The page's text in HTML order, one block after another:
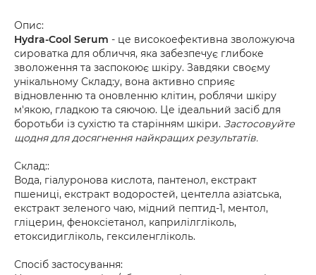
Опис:
Hydra-Cool Serum - це високоефективна зволожуюча
сироватка для обличчя, яка забезпечує глибоке
зволоження та заспокоює шкіру. Завдяки своєму
унікальному Склад:у, вона активно сприяє
відновленню та оновленню клітин, роблячи шкіру
м'якою, гладкою та сяючою. Це ідеальний засіб для
боротьби із сухістю та старінням шкіри. Застосовуйте
щодня для досягнення найкращих результатів.
Склад::
Вода, гіалуронова кислота, пантенол, екстракт
пшениці, екстракт водоростей, центелла азіатська,
екстракт зеленого чаю, мідний пептид-1, ментол,
гліцерин, феноксіетанол, каприлілгліколь,
етоксидигліколь, гексиленгліколь.
Спосіб застосування: